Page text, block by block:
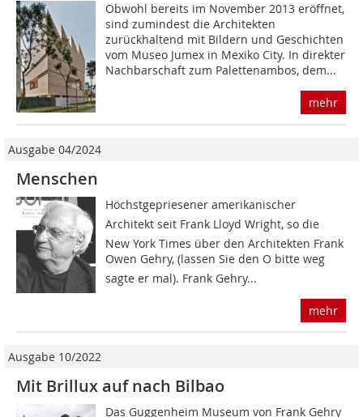
Obwohl bereits im November 2013 eröffnet,
sind zumindest die Architekten
zurückhaltend mit Bildern und Geschichten
vom Museo Jumex in Mexiko City. In direkter
Nachbarschaft zum Palettenambos, dem...
mehr
Ausgabe 04/2024
Menschen
Höchstgepriesener amerikanischer
Architekt seit Frank Lloyd Wright, so die
New York Times über den Architekten Frank
Owen Gehry, (lassen Sie den O bitte weg
sagte er mal). Frank Gehry...
mehr
Ausgabe 10/2022
Mit Brillux auf nach Bilbao
Das Guggenheim Museum von Frank Gehry